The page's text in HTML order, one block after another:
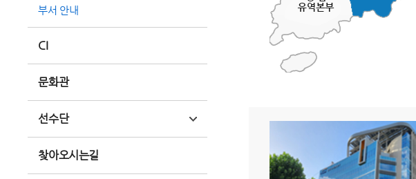
부서 안내
CI
문화관
선수단
찾아오시는길